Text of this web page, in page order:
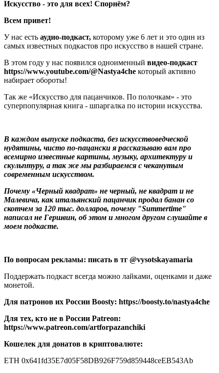
Искусство - это для всех! Спорнём?
Всем привет!
У нас есть аудио-подкаст, которому уже 6 лет и это один из
самых известных подкастов про искусство в нашей стране.
В этом году у нас появился одноименный видео-подкаст
https://www.youtube.com/@Nastya4che который активно
набирает обороты!
Так же «Искусство для пацанчиков. По полочкам» - это
суперпопулярная книга - шпаргалка по истории искусства.
В каждом выпуске подкаста, без искусствоведческой
нудятины, чисто по-пацански я рассказываю вам про
всемирно известные картины, музыку, архитектуру и
скульптуру, а так же мы разбираемся с чеканутым
современным искусством.
Почему «Черный квадрат» не черный, не квадрат и не
Малевича, как итальянский пацанчик продал банан со
скотчем за 120 тыс. долларов, почему "Summertime"
написал не Гершвин, об этом и многом другом слушайте в
моем подкасте.
По вопросам рекламы: писать в тг @vysotskayamaria
Поддержать подкаст всегда можно лайками, оценками и даже
монетой.
Для патронов их России Boosty: https://boosty.to/nastya4che
Для тех, кто не в России Patreon:
https://www.patreon.com/artforpazanchiki
Кошелек для донатов в криптовалюте:
ETH 0x641fd35E7d05F58DB926F759d859448ceEB543Ab